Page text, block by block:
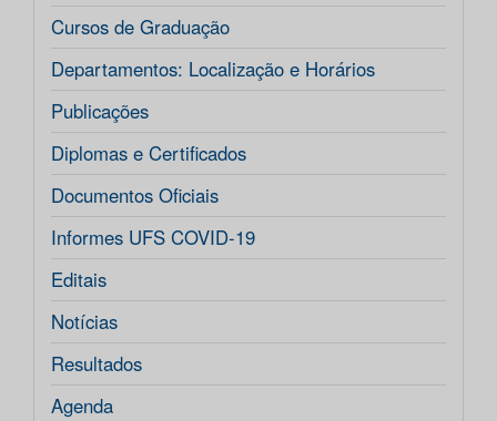
Cursos de Graduação
Departamentos: Localização e Horários
Publicações
Diplomas e Certificados
Documentos Oficiais
Informes UFS COVID-19
Editais
Notícias
Resultados
Agenda